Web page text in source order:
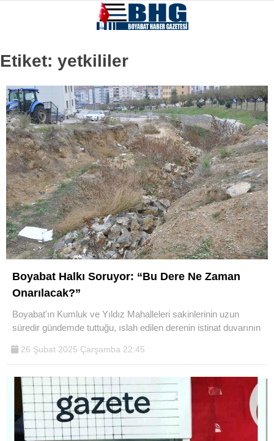
Etiket: yetkililer
Boyabat Halkı Soruyor: “Bu Dere Ne Zaman
Onarılacak?”
Boyabat'ın Kumluk ve Yıldız Mahalleleri sakinlerinin uzun
süredir gündemde tuttuğu, ıslah edilen derenin istinat duvarının
26 Şubat 2025 Çarşamba 22:45